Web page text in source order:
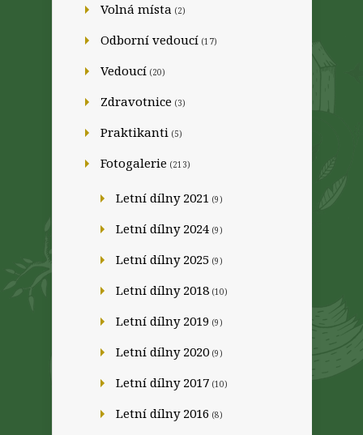
Volná místa (2)
Odborní vedoucí (17)
Vedoucí (20)
Zdravotnice (3)
Praktikanti (5)
Fotogalerie (213)
Letní dílny 2021 (9)
Letní dílny 2024 (9)
Letní dílny 2025 (9)
Letní dílny 2018 (10)
Letní dílny 2019 (9)
Letní dílny 2020 (9)
Letní dílny 2017 (10)
Letní dílny 2016 (8)